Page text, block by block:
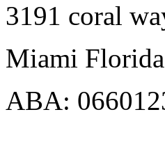
3191 coral
Miami
ABA: